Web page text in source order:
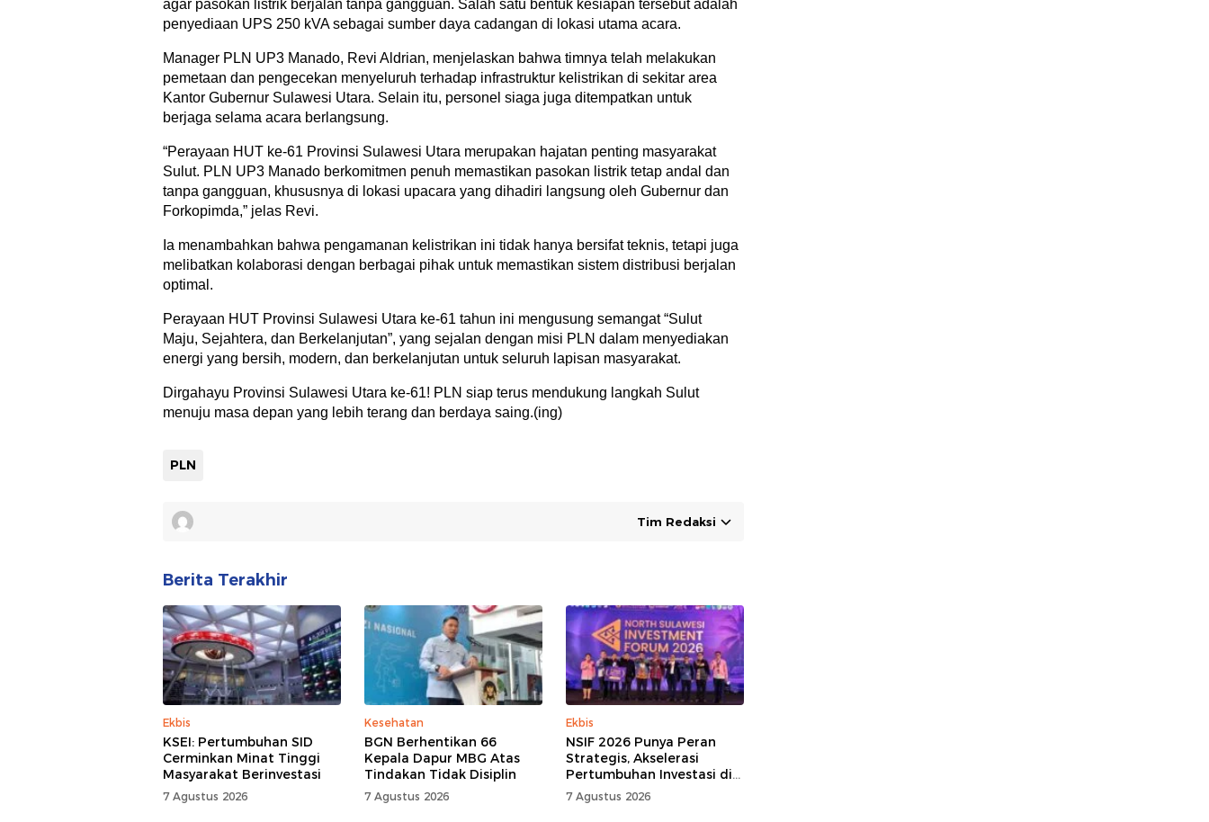
agar pasokan listrik berjalan tanpa gangguan. Salah satu bentuk kesiapan tersebut adalah
penyediaan UPS 250 kVA sebagai sumber daya cadangan di lokasi utama acara.
Manager PLN UP3 Manado, Revi Aldrian, menjelaskan bahwa timnya telah melakukan
pemetaan dan pengecekan menyeluruh terhadap infrastruktur kelistrikan di sekitar area
Kantor Gubernur Sulawesi Utara. Selain itu, personel siaga juga ditempatkan untuk
berjaga selama acara berlangsung.
“Perayaan HUT ke-61 Provinsi Sulawesi Utara merupakan hajatan penting masyarakat
Sulut. PLN UP3 Manado berkomitmen penuh memastikan pasokan listrik tetap andal dan
tanpa gangguan, khususnya di lokasi upacara yang dihadiri langsung oleh Gubernur dan
Forkopimda,” jelas Revi.
Ia menambahkan bahwa pengamanan kelistrikan ini tidak hanya bersifat teknis, tetapi juga
melibatkan kolaborasi dengan berbagai pihak untuk memastikan sistem distribusi berjalan
optimal.
Perayaan HUT Provinsi Sulawesi Utara ke-61 tahun ini mengusung semangat “Sulut
Maju, Sejahtera, dan Berkelanjutan”, yang sejalan dengan misi PLN dalam menyediakan
energi yang bersih, modern, dan berkelanjutan untuk seluruh lapisan masyarakat.
Dirgahayu Provinsi Sulawesi Utara ke-61! PLN siap terus mendukung langkah Sulut
menuju masa depan yang lebih terang dan berdaya saing.(ing)
PLN
Tim Redaksi
Berita Terakhir
Ekbis
KSEI: Pertumbuhan SID
Cerminkan Minat Tinggi
Masyarakat Berinvestasi
7 Agustus 2026
Kesehatan
BGN Berhentikan 66
Kepala Dapur MBG Atas
Tindakan Tidak Disiplin
7 Agustus 2026
Ekbis
NSIF 2026 Punya Peran
Strategis, Akselerasi
Pertumbuhan Investasi di
Sulut
7 Agustus 2026